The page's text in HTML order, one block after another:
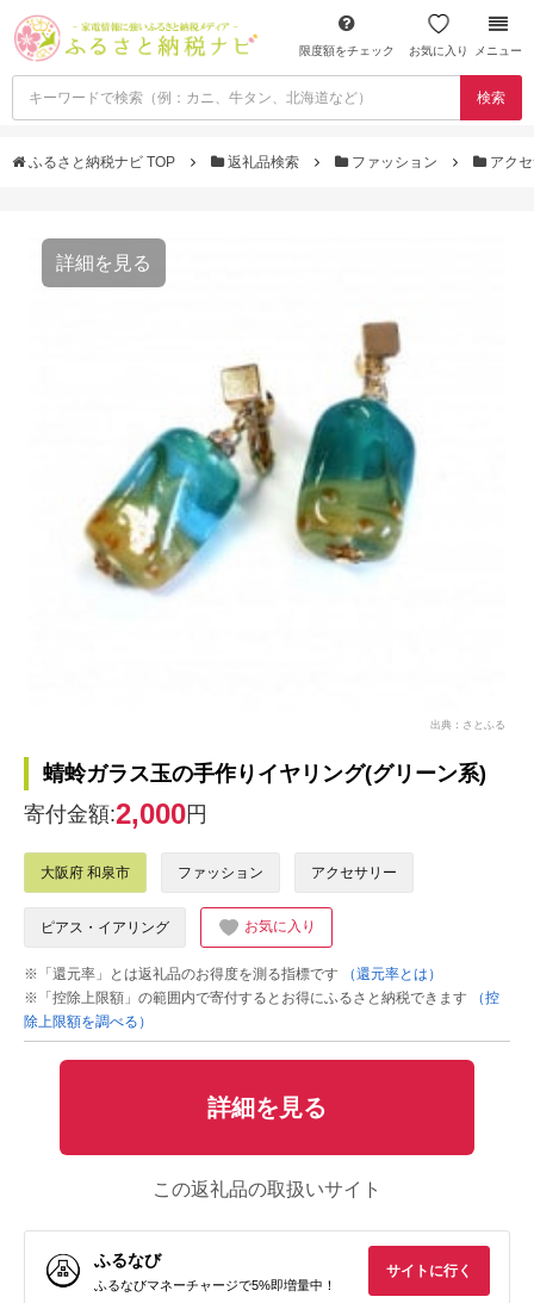
限度額をチェック お気に入り メニュー
検索
ふるさと納税ナビ TOP 返礼品検索 ファッション アク
詳細を見る
出典：さとふる
蜻蛉ガラス玉の手作りイヤリング(グリーン系)
寄付金額:2,000円
大阪府 和泉市 ファッション アクセサリー
ピアス・イアリング お気に入り
※「還元率」とは返礼品のお得度を測る指標です
（還元率とは）
※「控除上限額」の範囲内で寄付するとお得にふるさと納税できます
（控
除上限額を調べる）
詳細を見る
この返礼品の取扱いサイト
ふるなび
ふるなびマネーチャージで5%即増量中！
サイトに行く